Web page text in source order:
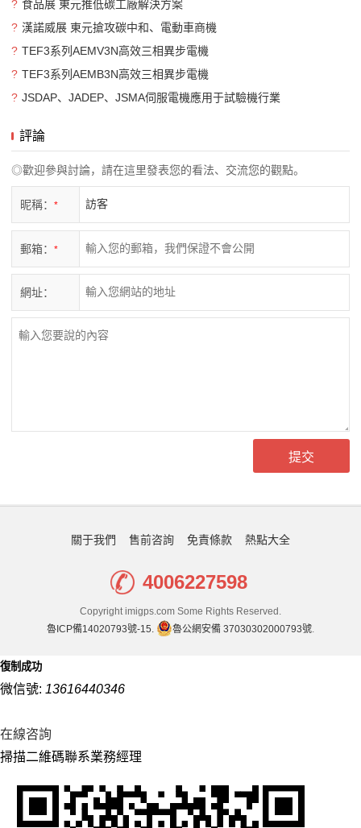
? 食品展 東元推低碳工廠解決方案
? 漢諾威展 東元搶攻碳中和、電動車商機
? TEF3系列AEMV3N高效三相異步電機
? TEF3系列AEMB3N高效三相異步電機
? JSDAP、JADEP、JSMA伺服電機應用于試驗機行業
評論
◎歡迎參與討論，請在這里發表您的看法、交流您的觀點。
昵稱： *
郵箱： *
網址：
關于我們 售前咨詢 免責條款 熱點大全
4006227598
Copyright imigps.com Some Rights Reserved.
魯ICP備14020793號-15.
魯公網安備 37030302000793號.
復制成功
微信號: 13616440346
在線咨詢
掃描二維碼聯系業務經理